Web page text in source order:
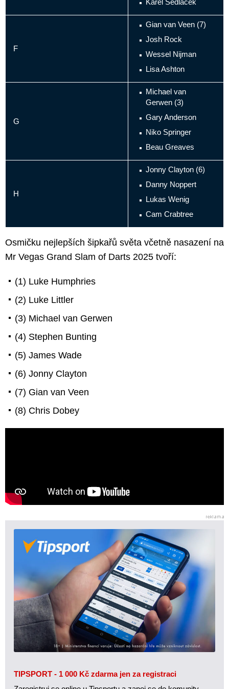
Karel Sedláček
F
Gian van Veen (7)
Josh Rock
Wessel Nijman
Lisa Ashton
G
Michael van
Gerwen (3)
Gary Anderson
Niko Springer
Beau Greaves
H
Jonny Clayton (6)
Danny Noppert
Lukas Wenig
Cam Crabtree
Osmičku nejlepších šipkařů světa včetně nasazení na
Mr Vegas Grand Slam of Darts 2025 tvoří:
(1) Luke Humphries
(2) Luke Littler
(3) Michael van Gerwen
(4) Stephen Bunting
(5) James Wade
(6) Jonny Clayton
(7) Gian van Veen
(8) Chris Dobey
TIPSPORT - 1 000 Kč zdarma jen za registraci